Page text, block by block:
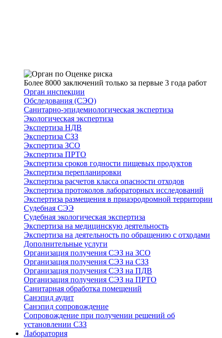
Более 8000 заключений только за первые 3 года работ
Орган инспекции
Обследования (СЭО)
Санитарно-эпидемиологическая экспертиза
Экологическая экспертиза
Экспертиза НДВ
Экспертиза СЗЗ
Экспертиза ЗСО
Экспертиза ПРТО
Экспертиза сроков годности пищевых продуктов
Экспертиза перепланировки
Экспертиза расчетов класса опасности отходов
Экспертиза протоколов лабораторных исследований
Экспертиза размещения в приаэродромной территории
Судебная СЭЭ
Судебная экологическая экспертиза
Экспертиза на медицинскую деятельность
Экспертиза на деятельность по обращению с отходами
Дополнительные услуги
Организация получения СЭЗ на ЗСО
Организация получения СЭЗ на СЗЗ
Организация получения СЭЗ на ПДВ
Организация получения СЭЗ на ПРТО
Санитарная обработка помещений
Санэпид аудит
Санэпид сопровождение
Сопровождение при получении решений об
установлении СЗЗ
Лаборатория